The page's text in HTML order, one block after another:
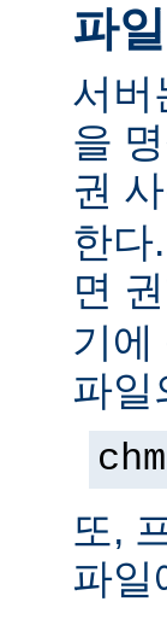
파
서버
을
권
한다
면
기에
파일
또,
파일